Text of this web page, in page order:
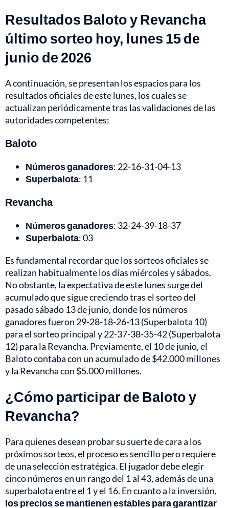
Resultados Baloto y Revancha
último sorteo hoy, lunes 15 de
junio de 2026
A continuación, se presentan los espacios para los
resultados oficiales de este lunes, los cuales se
actualizan periódicamente tras las validaciones de las
autoridades competentes:
Baloto
Números ganadores: 22-16-31-04-13
Superbalota: 11
Revancha
Números ganadores: 32-24-39-18-37
Superbalota: 03
Es fundamental recordar que los sorteos oficiales se
realizan habitualmente los días miércoles y sábados.
No obstante, la expectativa de este lunes surge del
acumulado que sigue creciendo tras el sorteo del
pasado sábado 13 de junio, donde los números
ganadores fueron 29-28-18-26-13 (Superbalota 10)
para el sorteo principal y 22-37-38-35-42 (Superbalota
12) para la Revancha. Previamente, el 10 de junio, el
Baloto contaba con un acumulado de $42.000 millones
y la Revancha con $5.000 millones.
¿Cómo participar de Baloto y
Revancha?
Para quienes desean probar su suerte de cara a los
próximos sorteos, el proceso es sencillo pero requiere
de una selección estratégica. El jugador debe elegir
cinco números en un rango del 1 al 43, además de una
superbalota entre el 1 y el 16. En cuanto a la inversión,
los precios se mantienen estables para garantizar